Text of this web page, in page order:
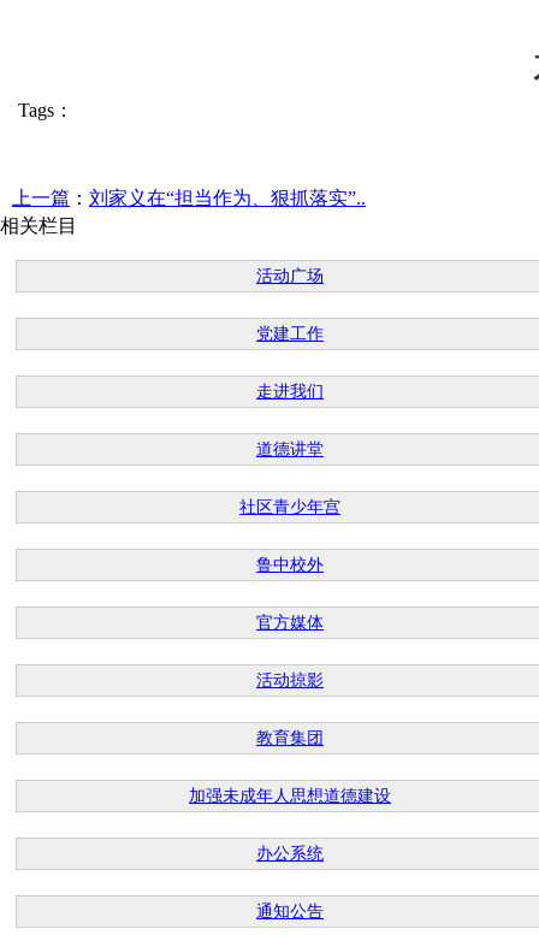
Tags：
上一篇 ： 刘家义在“担当作为、狠抓落实”..
相关栏目
活动广场
党建工作
走进我们
道德讲堂
社区青少年宫
鲁中校外
官方媒体
活动掠影
教育集团
加强未成年人思想道德建设
办公系统
通知公告